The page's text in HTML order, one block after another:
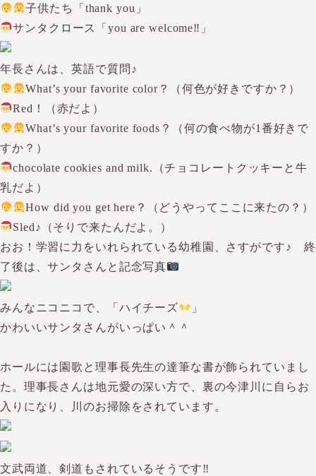
子供たち「thank you」
サンタクロース「you are welcome‼」
年長さんは、英語で質問♪
What’s your favorite color？（何色が好きですか？）
Red！（赤だよ）
What’s your favorite foods？（何の食べ物が1番好きで
すか？）
chocolate cookies and milk.（チョコレートクッキーと牛
乳だよ）
How did you get here？（どうやってここに来たの？）
Sled♪（そりで来たんだよ。）
おお！学習に力をいれられている幼稚園、さすがです♪ 終
了後は、サンタさんと記念写真
みんなニコニコで、「ハイチーズ
」
かわいいサンタさんがいっぱい＾＾
ホールには園歌と理事長先生の達筆な書が飾られていまし
た。理事長さんは地元愛の深い方で、裏の今津川に自らお
入りになり、川のお掃除をされています。
文武両道、剣道もされているそうです‼